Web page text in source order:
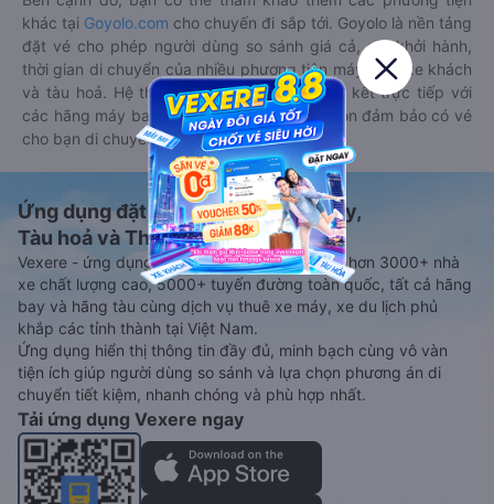
khác tại Goyolo.com cho chuyến đi sắp tới. Goyolo là nền tảng
đặt vé cho phép người dùng so sánh giá cả, giờ khởi hành,
thời gian di chuyển của nhiều phương tiện máy bay, xe khách
và tàu hoả. Hệ thống của Goyolo được liên kết trực tiếp với
các hãng máy bay, xe khách và tàu hoả, luôn đảm bảo có vé
cho bạn di chuyển.
Ứng dụng đặt vé Xe khách, Máy bay,
Tàu hoả và Thuê xe
Vexere - ứng dụng đặt vé đa phương tiện với hơn 3000+ nhà
xe chất lượng cao, 5000+ tuyến đường toàn quốc, tất cả hãng
bay và hãng tàu cùng dịch vụ thuê xe máy, xe du lịch phủ
khắp các tỉnh thành tại Việt Nam.
Ứng dụng hiển thị thông tin đầy đủ, minh bạch cùng vô vàn
tiện ích giúp người dùng so sánh và lựa chọn phương án di
chuyển tiết kiệm, nhanh chóng và phù hợp nhất.
Tải ứng dụng Vexere ngay